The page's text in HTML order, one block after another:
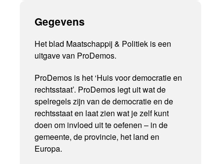
Gegevens
Het blad Maatschappij & Politiek is een
uitgave van ProDemos.
ProDemos is het ‘Huis voor democratie en
rechtsstaat’. ProDemos legt uit wat de
spelregels zijn van de democratie en de
rechtsstaat en laat zien wat je zelf kunt
doen om invloed uit te oefenen – in de
gemeente, de provincie, het land en
Europa.